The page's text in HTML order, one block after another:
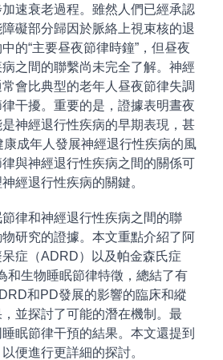
速衰老過程。雖然人們已經承認
礙部分歸因於脈絡上視束核的退
的“主要昼夜節律時鐘”，但昼夜
之間的聯繫尚未完全了解。神經
會比典型的老年人昼夜節律失調
干擾。重要的是，證據表明晝夜
神經退行性疾病的早期表現，甚
成年人發展神經退行性疾病的風
與神經退行性疾病之間的關係可
經退行性疾病的關鍵。
律和神經退行性疾病之間的聯
研究的證據。本文重點介紹了阿
症（ADRD）以及帕金森氏症
和生物睡眠節律特徵，總結了有
和PD發展的影響的臨床和縱
並探討了可能的潛在機制。最
眠節律干預的結果。本文還提到
便進行更詳細的探討。